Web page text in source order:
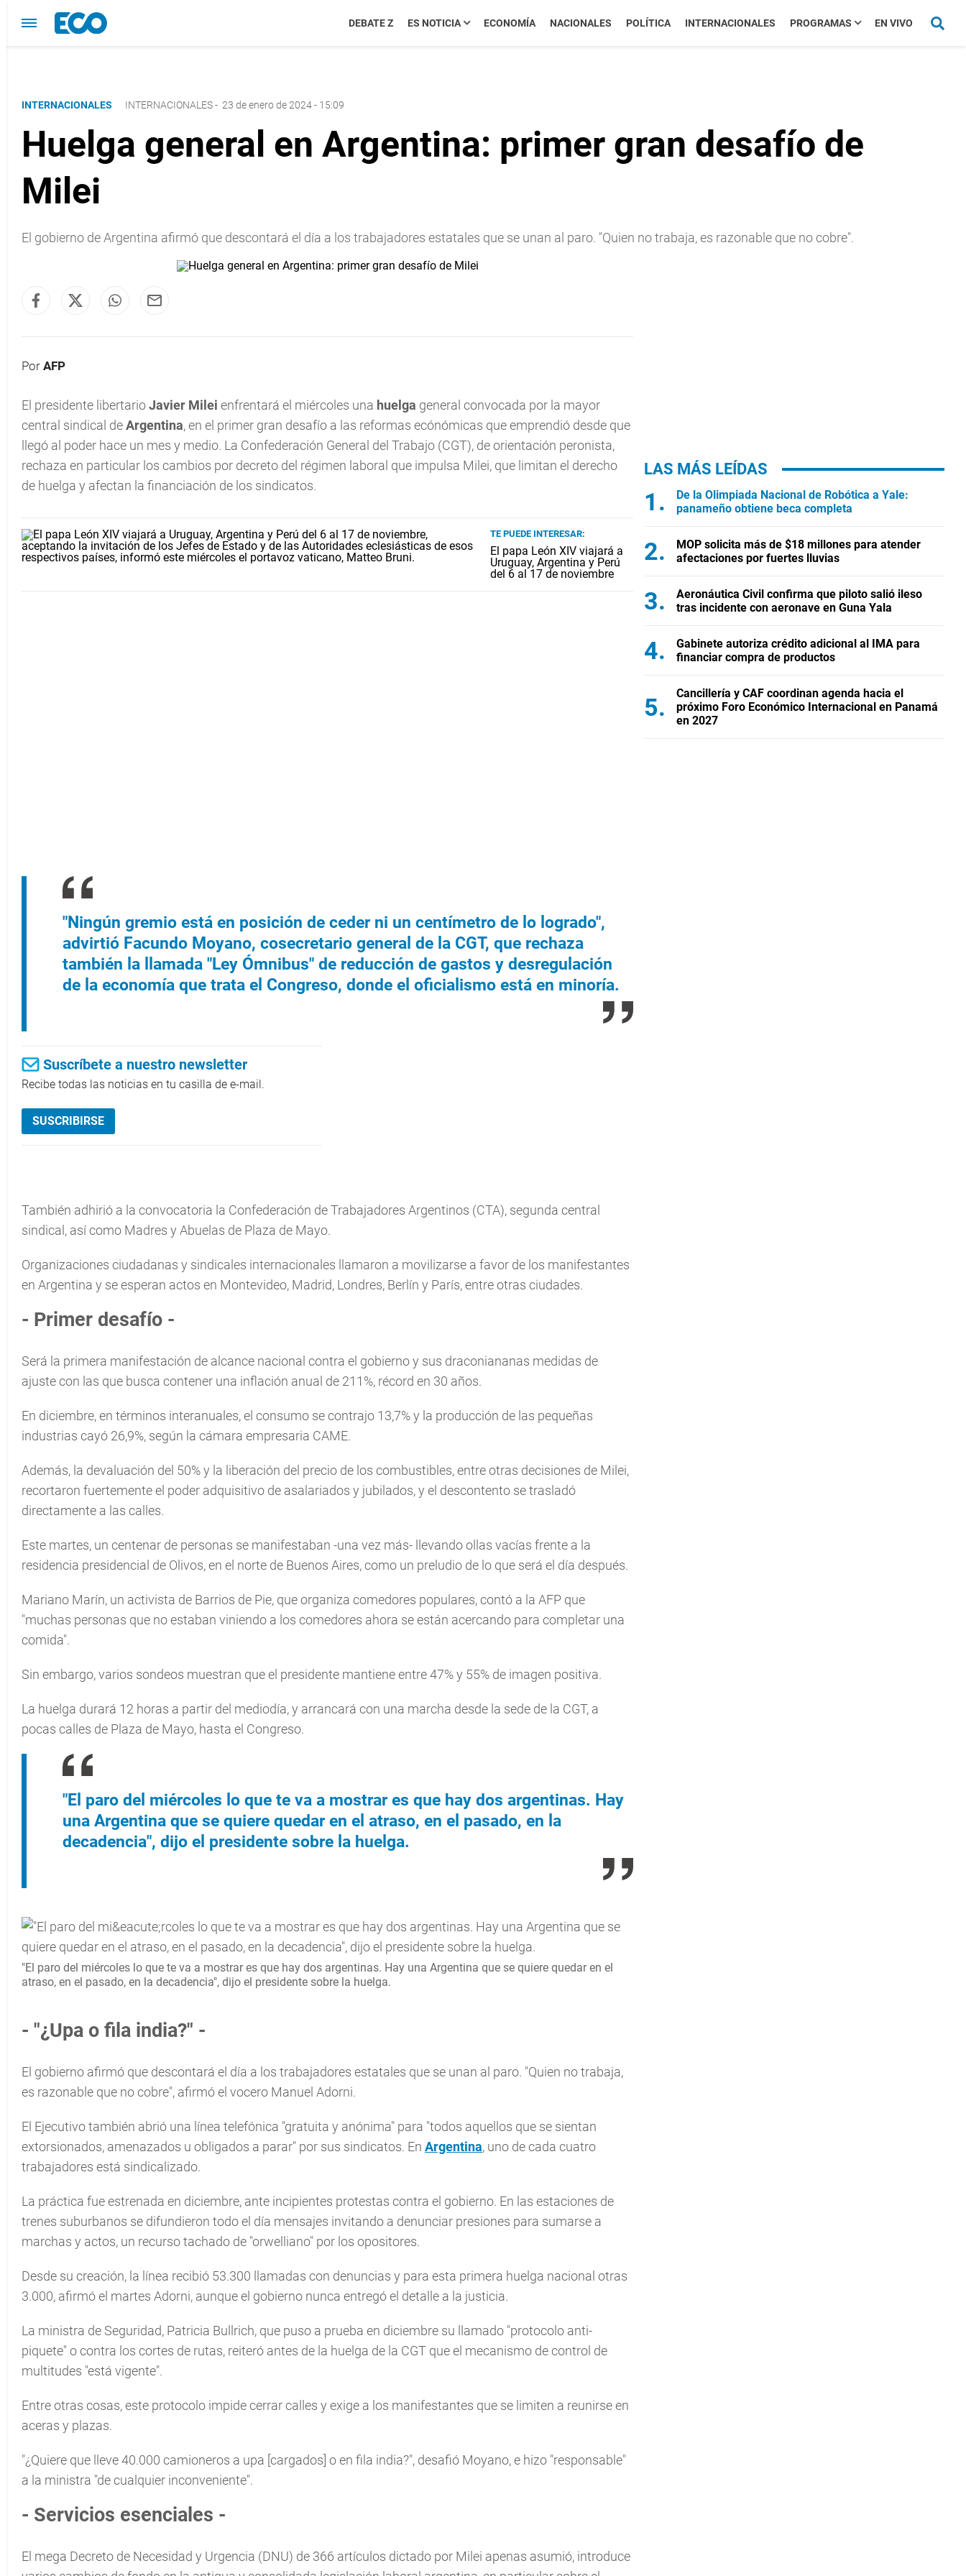
DEBATE Z ES NOTICIA ECONOMÍA NACIONALES POLÍTICA INTERNACIONALES PROGRAMAS EN VIVO
INTERNACIONALES INTERNACIONALES- 23 de enero de 2024 - 15:09
Huelga general en Argentina: primer gran desafío de
Milei
El gobierno de Argentina afirmó que descontará el día a los trabajadores estatales que se unan al paro. "Quien no trabaja, es razonable que no cobre".
Por AFP
El presidente libertarioJavier Milei enfrentará el miércoles una huelga general convocada por la mayor
central sindical deArgentina, en el primer gran desafío a las reformas ecónómicas que emprendió desde que
llegó al poder hace un mes y medio. La Confederación General del Trabajo (CGT), de orientación peronista,
rechaza en particular los cambios por decreto del régimen laboral que impulsa Milei, que limitan el derecho
de huelga y afectan la financiación de los sindicatos.
TE PUEDE INTERESAR:
El papa León XIV viajará a
Uruguay, Argentina y Perú
del 6 al 17 de noviembre
"Ningún gremio está en posición de ceder ni un centímetro de lo logrado",
advirtió Facundo Moyano, cosecretario general de la CGT, que rechaza
también la llamada "Ley Ómnibus" de reducción de gastos y desregulación
de la economía que trata el Congreso, donde el oficialismo está en minoría.
Suscríbete a nuestro newsletter
Recibe todas las noticias en tu casilla de e-mail.
SUSCRIBIRSE
También adhirió a la convocatoria la Confederación de Trabajadores Argentinos (CTA), segunda central
sindical, así como Madres y Abuelas de Plaza de Mayo.
Organizaciones ciudadanas y sindicales internacionales llamaron a movilizarse a favor de los manifestantes
en Argentina y se esperan actos en Montevideo, Madrid, Londres, Berlín y París, entre otras ciudades.
- Primer desafío -
Será la primera manifestación de alcance nacional contra el gobierno y sus draconiananas medidas de
ajuste con las que busca contener una inflación anual de 211%, récord en 30 años.
En diciembre, en términos interanuales, el consumo se contrajo 13,7% y la producción de las pequeñas
industrias cayó 26,9%, según la cámara empresaria CAME.
Además, la devaluación del 50% y la liberación del precio de los combustibles, entre otras decisiones de Milei,
recortaron fuertemente el poder adquisitivo de asalariados y jubilados, y el descontento se trasladó
directamente a las calles.
Este martes, un centenar de personas se manifestaban -una vez más- llevando ollas vacías frente a la
residencia presidencial de Olivos, en el norte de Buenos Aires, como un preludio de lo que será el día después.
Mariano Marín, un activista de Barrios de Pie, que organiza comedores populares, contó a la AFP que
"muchas personas que no estaban viniendo a los comedores ahora se están acercando para completar una
comida".
Sin embargo, varios sondeos muestran que el presidente mantiene entre 47% y 55% de imagen positiva.
La huelga durará 12 horas a partir del mediodía, y arrancará con una marcha desde la sede de la CGT, a
pocas calles de Plaza de Mayo, hasta el Congreso.
"El paro del miércoles lo que te va a mostrar es que hay dos argentinas. Hay
una Argentina que se quiere quedar en el atraso, en el pasado, en la
decadencia", dijo el presidente sobre la huelga.
"El paro del miércoles lo que te va a mostrar es que hay dos argentinas. Hay una Argentina que se quiere quedar en el
atraso, en el pasado, en la decadencia", dijo el presidente sobre la huelga.
- "¿Upa o fila india?" -
El gobierno afirmó que descontará el día a los trabajadores estatales que se unan al paro. "Quien no trabaja,
es razonable que no cobre", afirmó el vocero Manuel Adorni.
El Ejecutivo también abrió una línea telefónica "gratuita y anónima" para "todos aquellos que se sientan
extorsionados, amenazados u obligados a parar" por sus sindicatos. En Argentina, uno de cada cuatro
trabajadores está sindicalizado.
La práctica fue estrenada en diciembre, ante incipientes protestas contra el gobierno. En las estaciones de
trenes suburbanos se difundieron todo el día mensajes invitando a denunciar presiones para sumarse a
marchas y actos, un recurso tachado de "orwelliano" por los opositores.
Desde su creación, la línea recibió 53.300 llamadas con denuncias y para esta primera huelga nacional otras
3.000, afirmó el martes Adorni, aunque el gobierno nunca entregó el detalle a la justicia.
La ministra de Seguridad, Patricia Bullrich, que puso a prueba en diciembre su llamado "protocolo anti-
piquete" o contra los cortes de rutas, reiteró antes de la huelga de la CGT que el mecanismo de control de
multitudes "está vigente".
Entre otras cosas, este protocolo impide cerrar calles y exige a los manifestantes que se limiten a reunirse en
aceras y plazas.
"¿Quiere que lleve 40.000 camioneros a upa [cargados] o en fila india?", desafió Moyano, e hizo "responsable"
a la ministra "de cualquier inconveniente".
- Servicios esenciales -
El mega Decreto de Necesidad y Urgencia (DNU) de 366 artículos dictado por Milei apenas asumió, introduce
LAS MÁS LEÍDAS
De la Olimpiada Nacional de Robótica a Yale:
panameño obtiene beca completa
MOP solicita más de $18 millones para atender
afectaciones por fuertes lluvias
Aeronáutica Civil confirma que piloto salió ileso
tras incidente con aeronave en Guna Yala
Gabinete autoriza crédito adicional al IMA para
financiar compra de productos
Cancillería y CAF coordinan agenda hacia el
próximo Foro Económico Internacional en Panamá
en 2027